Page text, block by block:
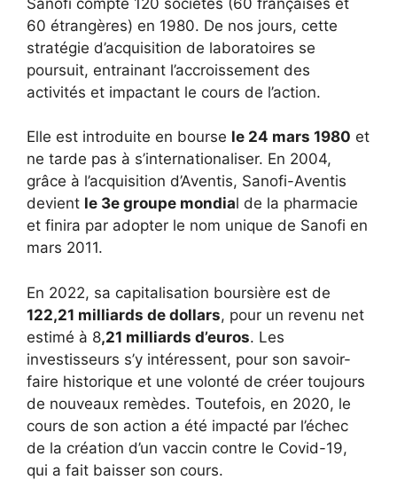
60 étrangères) en 1980. De nos jours, cette
stratégie d’acquisition de laboratoires se
poursuit, entrainant l’accroissement des
activités et impactant le cours de l’action.
Elle est introduite en bourse le 24 mars 1980 et
ne tarde pas à s’internationaliser. En 2004,
grâce à l’acquisition d’Aventis, Sanofi-Aventis
devient le 3e groupe mondial de la pharmacie
et finira par adopter le nom unique de Sanofi en
mars 2011.
En 2022, sa capitalisation boursière est de
122,21 milliards de dollars, pour un revenu net
estimé à 8,21 milliards d’euros. Les
investisseurs s’y intéressent, pour son savoir-
faire historique et une volonté de créer toujours
de nouveaux remèdes. Toutefois, en 2020, le
cours de son action a été impacté par l’échec
de la création d’un vaccin contre le Covid-19,
qui a fait baisser son cours.